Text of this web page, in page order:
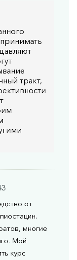
тракт,
от
многие
Мой
курс